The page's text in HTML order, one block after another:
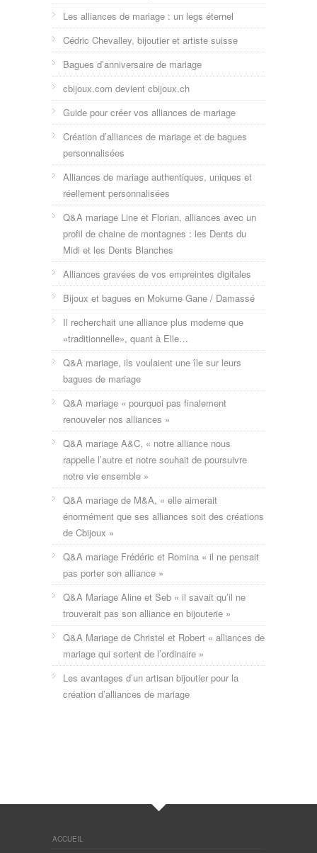
Les alliances de mariage : un legs éternel
Cédric Chevalley, bijoutier et artiste suisse
Bagues d’anniversaire de mariage
cbijoux.com devient cbijoux.ch
Guide pour créer vos alliances de mariage
Création d’alliances de mariage et de bagues
personnalisées
Alliances de mariage authentiques, uniques et
réellement personnalisées
Q&A mariage Line et Florian, alliances avec un
profil de chaine de montagnes : les Dents du
Midi et les Dents Blanches
Alliances gravées de vos empreintes digitales
Bijoux et bagues en Mokume Gane / Damassé
Il recherchait une alliance plus moderne que
«traditionnelle», quant à Elle…
Q&A mariage, ils voulaient une île sur leurs
bagues de mariage
Q&A mariage « pourquoi pas finalement
renouveler nos alliances »
Q&A mariage A&C, « notre alliance nous
rappelle l’autre et notre souhait de poursuivre
notre vie ensemble »
Q&A mariage de M&A, « elle aimerait
énormément que ses alliances soit des créations
de Cbijoux »
Q&A mariage Frédéric et Romina « il ne pensait
pas porter son alliance »
Q&A Mariage Aline et Seb « il savait qu’il ne
trouverait pas son alliance en bijouterie »
Q&A Mariage de Christel et Robert « alliances de
mariage qui sortent de l’ordinaire »
Les avantages d’un artisan bijoutier pour la
création d’alliances de mariage
ACCUEIL